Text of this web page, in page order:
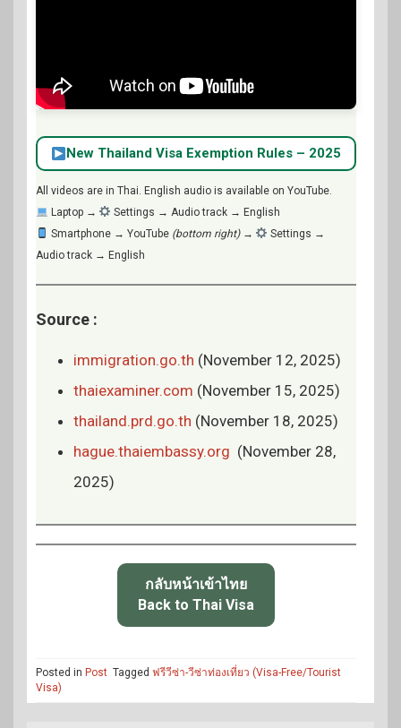
New Thailand Visa Exemption Rules – 2025
All videos are in Thai. English audio is available on YouTube.
Laptop →
Settings → Audio track → English
Smartphone → YouTube (bottom right)→
Settings →
Audio track → English
Source :
immigration.go.th (November 12, 2025)
thaiexaminer.com (November 15, 2025)
thailand.prd.go.th (November 18, 2025)
hague.thaiembassy.org (November 28,
2025)
กลับหน้าเข้าไทย
Back to Thai Visa
Posted in Post Tagged ฟรีวีซ่า-วีซ่าท่องเที่ยว (Visa-Free/Tourist
Visa)